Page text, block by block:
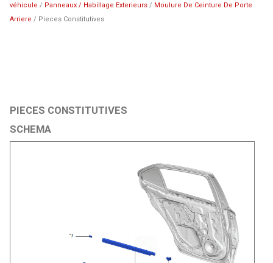
véhicule / Panneaux / Habillage Exterieurs / Moulure De Ceinture De Porte
Arriere / Pieces Constitutives
PIECES CONSTITUTIVES
SCHEMA